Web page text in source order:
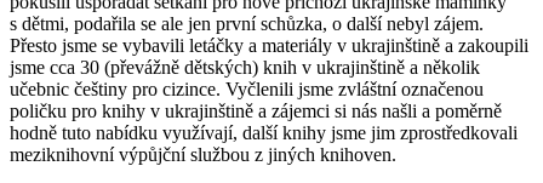
s dětmi, podařila se ale jen první schůzka, o další nebyl zájem.
Přesto jsme se vybavili letáčky a materiály v ukrajinštině a zakoupili
jsme cca 30 (převážně dětských) knih v ukrajinštině a několik
učebnic češtiny pro cizince. Vyčlenili jsme zvláštní označenou
poličku pro knihy v ukrajinštině a zájemci si nás našli a poměrně
hodně tuto nabídku využívají, další knihy jsme jim zprostředkovali
meziknihovní výpůjční službou z jiných knihoven.